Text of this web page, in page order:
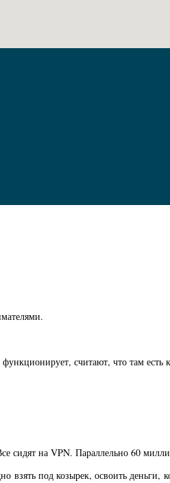
считают, что там есть
сидят на VPN. Параллельно 60
взять под козырек, освоить